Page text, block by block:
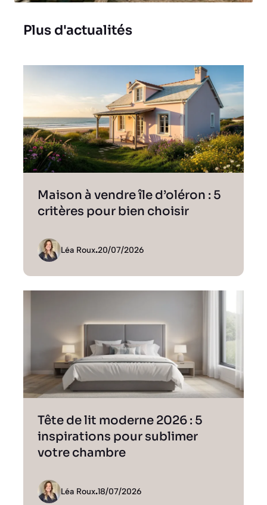
Plus d'actualités
Maison à vendre île d’oléron : 5
critères pour bien choisir
Léa Roux.20/07/2026
Tête de lit moderne 2026 : 5
inspirations pour sublimer
votre chambre
Léa Roux.18/07/2026